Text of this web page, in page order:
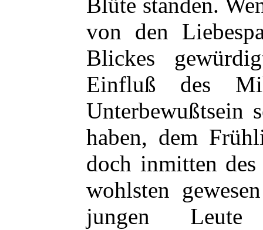
von den
Blickes
Einfluß des
Unterbewußtsein
haben, dem
doch inmitten
wohlsten
jungen